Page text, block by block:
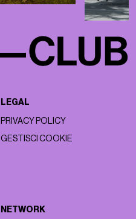
LEGAL
PRIVACY POLICY
GESTISCI COOKIE
NETWORK